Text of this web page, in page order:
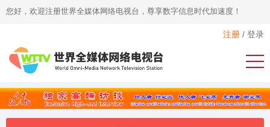
您好，欢迎注册世界全媒体网络电视台，尊享数字信息时代加速度！
注册 / 登录